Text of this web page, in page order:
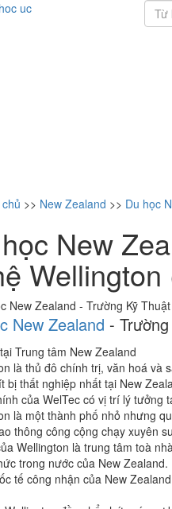
>> New Zealand >> Du học
New
Wellington
New Zealand -
Trung tâm New Zealand
là thủ đô chính trị, văn hoá và
bị thất nghiệp nhất tại New
của WelTec có vị trí lý tưởng
là một thành phố nhỏ nhưng
thông công cộng chạy xuyên
Wellington là trung tâm toà
trong nước của New
tế công nhận của New